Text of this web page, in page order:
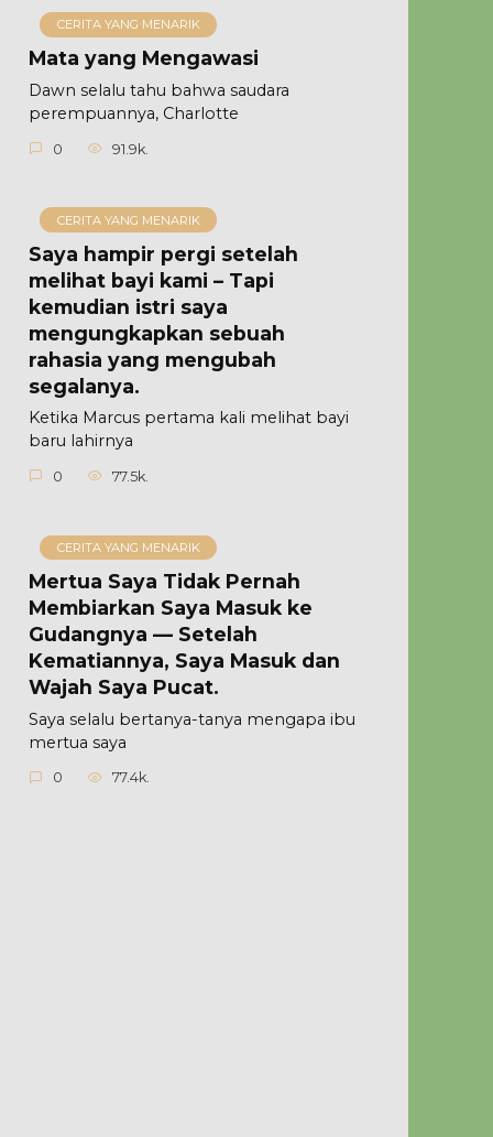
CERITA YANG MENARIK
Mata yang Mengawasi
Dawn selalu tahu bahwa saudara
perempuannya, Charlotte
0 91.9k.
CERITA YANG MENARIK
Saya hampir pergi setelah
melihat bayi kami – Tapi
kemudian istri saya
mengungkapkan sebuah
rahasia yang mengubah
segalanya.
Ketika Marcus pertama kali melihat bayi
baru lahirnya
0 77.5k.
CERITA YANG MENARIK
Mertua Saya Tidak Pernah
Membiarkan Saya Masuk ke
Gudangnya — Setelah
Kematiannya, Saya Masuk dan
Wajah Saya Pucat.
Saya selalu bertanya-tanya mengapa ibu
mertua saya
0 77.4k.